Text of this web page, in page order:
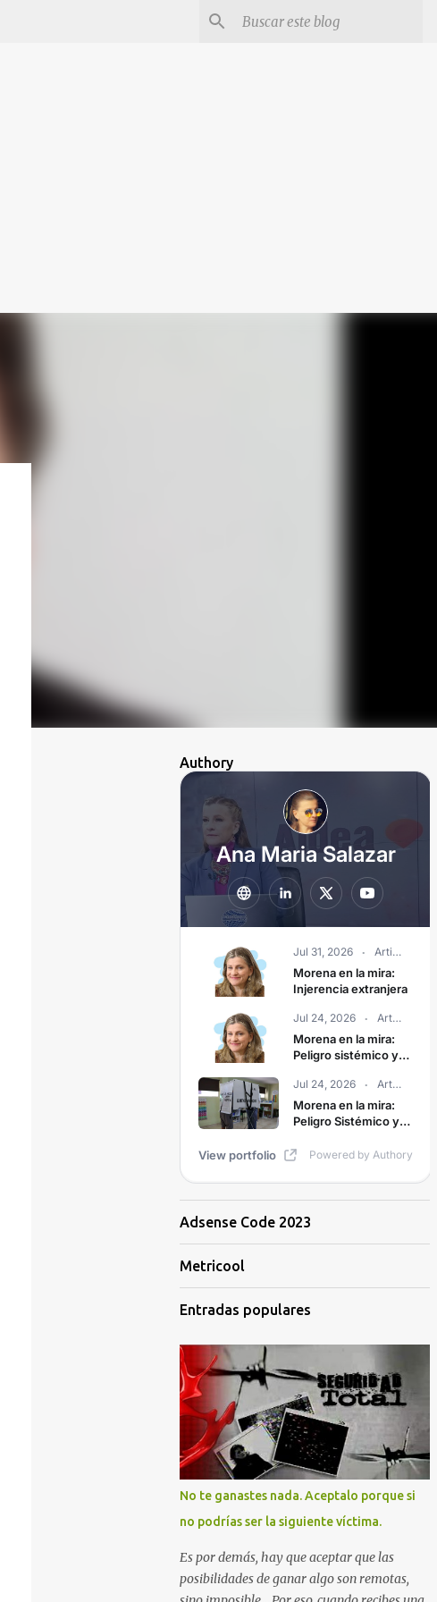
Authory
Adsense Code 2023
Metricool
Entradas populares
No te ganastes nada. Aceptalo porque si
no podrías ser la siguiente víctima.
Es por demás, hay que aceptar que las
posibilidades de ganar algo son remotas,